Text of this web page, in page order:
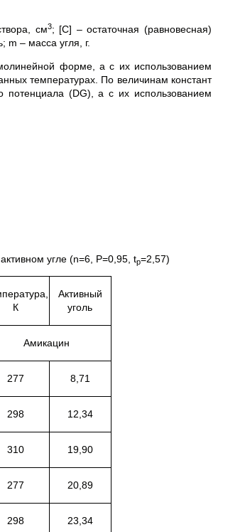
см3; [С] – остаточная (равновесная)
– масса угля, г.
форме, а с их использованием
температурах. По величинам констант
потенциала (DG), а с их использованием
угле (n=6, Р=0,95, tp=2,57)
К
Активный
уголь
Амикацин
277 8,71
298 12,34
310 19,90
277 20,89
298 23,34